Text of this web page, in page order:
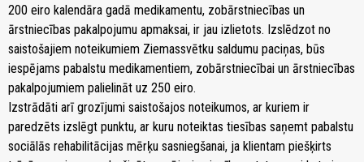
200 eiro kalendāra gadā medikamentu, zobārstniecības un
ārstniecības pakalpojumu apmaksai, ir jau izlietots. Izslēdzot no
saistošajiem noteikumiem Ziemassvētku saldumu paciņas, būs
iespējams pabalstu medikamentiem, zobārstniecībai un ārstniecības
pakalpojumiem palielināt uz 250 eiro.
Izstrādāti arī grozījumi saistošajos noteikumos, ar kuriem ir
paredzēts izslēgt punktu, ar kuru noteiktas tiesības saņemt pabalstu
sociālās rehabilitācijas mērķu sasniegšanai, ja klientam piešķirts